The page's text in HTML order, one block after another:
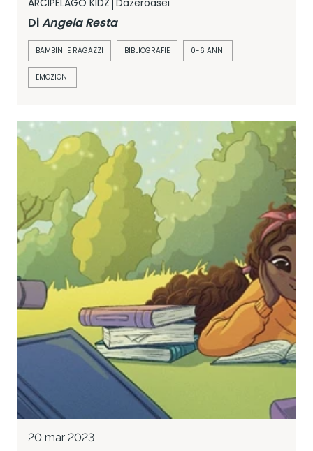
DiAngela Resta
BAMBINI E RAGAZZI BIBLIOGRAFIE 0-6 ANNI
EMOZIONI
20 mar 2023